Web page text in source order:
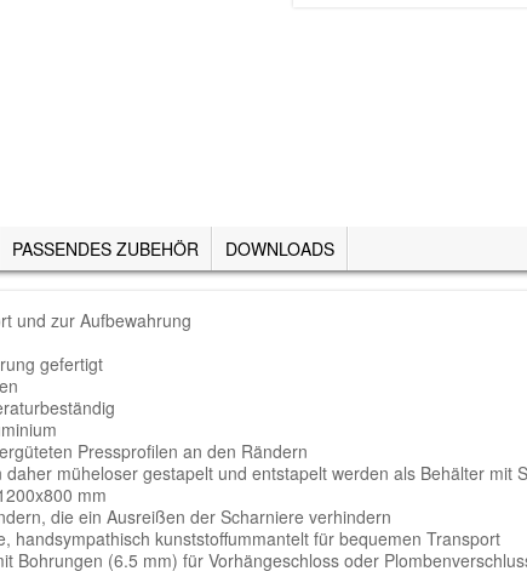
PASSENDES ZUBEHÖR DOWNLOADS
und zur Aufbewahrung
gefertigt
Pressprofilen an den Rändern
müheloser gestapelt und entstapelt werden als Behälter mit
mm
die ein Ausreißen der Scharniere verhindern
handsympathisch kunststoffummantelt für bequemen Transport
Bohrungen (6.5 mm) für Vorhängeschloss oder